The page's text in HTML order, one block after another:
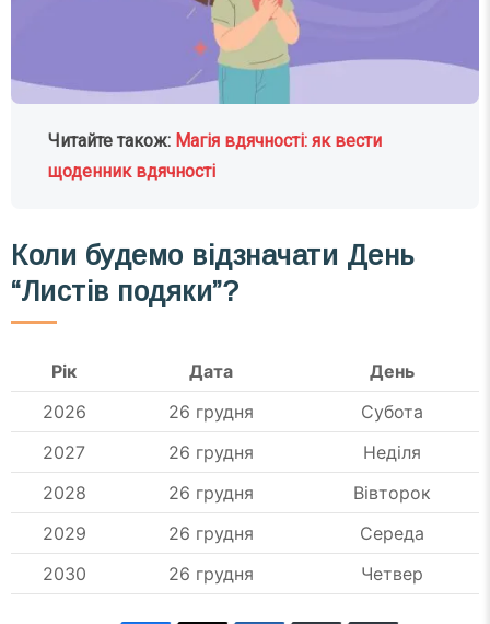
Читайте також: Магія вдячності: як вести
щоденник вдячності
Коли будемо відзначати День
“Листів подяки”?
Рік Дата
День
2026
26 грудня
Субота
2027
26 грудня
Неділя
2028
26 грудня
Вівторок
2029
26 грудня
Середа
2030
26 грудня Четвер